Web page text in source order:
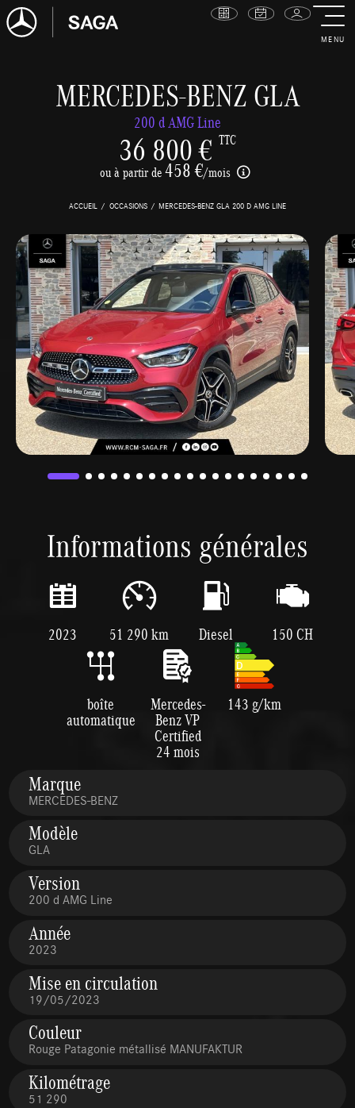
MENU
MERCEDES-BENZ GLA
200 d AMG Line
36 800 € TTC
ou à partir de458 €/mois
ACCUEIL OCCASIONS MERCEDES-BENZ GLA 200 D AMG LINE
Informations générales
2023 51 290 km Diesel 150 CH
boîte
automatique
Mercedes-
Benz VP
Certified
24 mois
143 g/km
Marque
MERCEDES-BENZ
Modèle
GLA
Version
200 d AMG Line
Année
2023
Mise en circulation
19/05/2023
Couleur
Rouge Patagonie métallisé MANUFAKTUR
Kilométrage
51 290